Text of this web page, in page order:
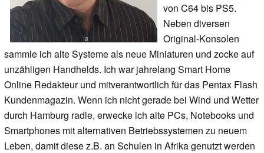
von C64 bis PS5.
Neben diversen
Original-Konsolen
sammle ich alte Systeme als neue Miniaturen und zocke auf
unzähligen Handhelds. Ich war jahrelang Smart Home
Online Redakteur und mitverantwortlich für das Pentax Flash
Kundenmagazin. Wenn ich nicht gerade bei Wind und Wetter
durch Hamburg radle, erwecke ich alte PCs, Notebooks und
Smartphones mit alternativen Betriebssystemen zu neuem
Leben, damit diese z.B. an Schulen in Afrika genutzt werden